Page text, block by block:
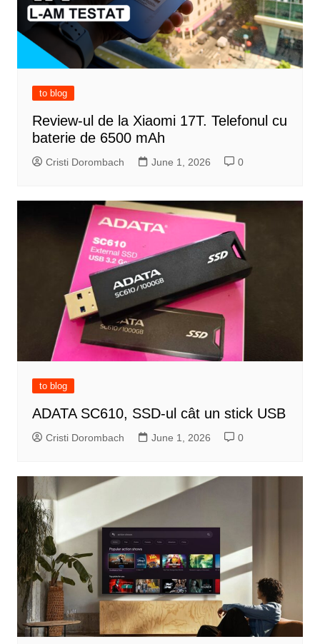
to blog
Review-ul de la Xiaomi 17T. Telefonul cu
baterie de 6500 mAh
Cristi Dorombach June 1, 2026 0
to blog
ADATA SC610, SSD-ul cât un stick USB
Cristi Dorombach June 1, 2026 0